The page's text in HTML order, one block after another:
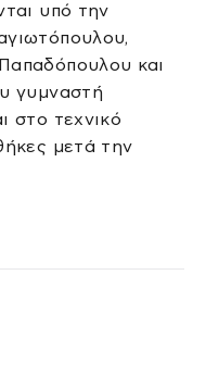
υπό την
και
γυμναστή
στο τεχνικό
μετά την